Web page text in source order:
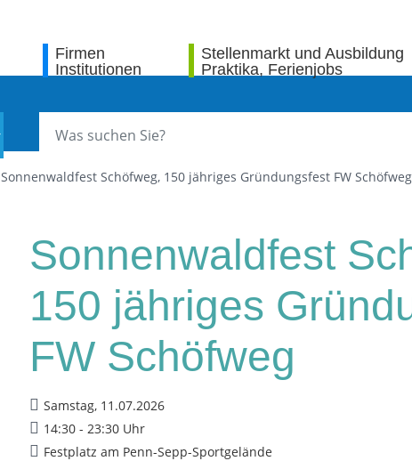
Firmen
Institutionen
Stellenmarkt und Ausbildung
Praktika, Ferienjobs
Sonnenwaldfest Schöfweg, 150 jähriges Gründungsfest FW Schöfweg
Sonnenwaldfest
150 jähriges
FW Schöfweg
Samstag, 11.07.2026
14:30 - 23:30 Uhr
Festplatz am Penn-Sepp-Sportgelände